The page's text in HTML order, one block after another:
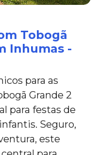
Tobogã
Inhumas -
para as
Grande 2
para festas de
Seguro,
este